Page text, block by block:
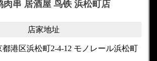
肉串 居酒屋 鸟铁 浜松町店
店家地址
都港区浜松町2-4-12 モノレール浜松町